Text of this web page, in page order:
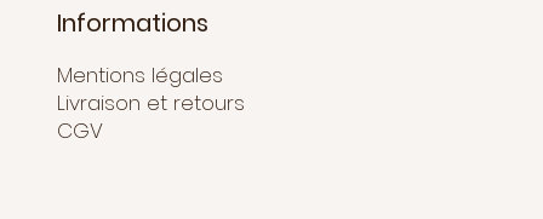
Informations
Mentions légales
Livraison et retours
CGV